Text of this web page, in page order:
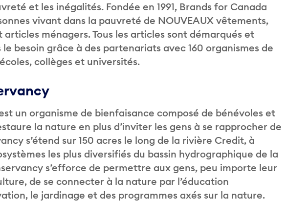
et les inégalités. Fondée en 1991, Brands for Canada
vivant dans la pauvreté de NOUVEAUX vêtements,
ménagers. Tous les articles sont démarqués et
besoin grâce à des partenariats avec 160 organismes de
collèges et universités.
un organisme de bienfaisance composé de bénévoles et
la nature en plus d’inviter les gens à se rapprocher de
s’étend sur 150 acres le long de la rivière Credit, à
les plus diversifiés du bassin hydrographique de la
s’efforce de permettre aux gens, peu importe leur
de se connecter à la nature par l’éducation
le jardinage et des programmes axés sur la nature.